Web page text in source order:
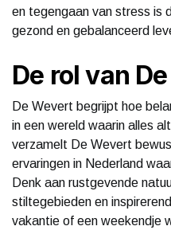
en tegengaan van stress is
gezond en gebalanceerd
De rol van
De Wevert begrijpt hoe
in een wereld waarin alles
verzamelt De Wevert
ervaringen in Nederland
Denk aan rustgevende
stiltegebieden en
vakantie of een weekendje